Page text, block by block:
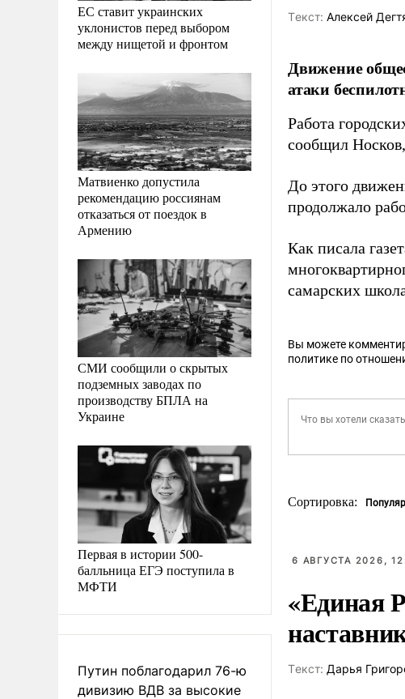
ЕС ставит украинских
уклонистов перед выбором
между нищетой и фронтом
Матвиенко допустила
рекомендацию россиянам
отказаться от поездок в
Армению
СМИ сообщили о скрытых
подземных заводах по
производству БПЛА на
Украине
Первая в истории 500-
балльница ЕГЭ поступила в
МФТИ
Путин поблагодарил 76-ю
дивизию ВДВ за высокие
Tекст: Алексей
Движение
атаки
Работа
сообщил
До этого
продолжало
Как писала
самарских
Вы можете
политике по
Сортировка:
6 АВГУСТА 2026,
«Единая
Tекст: Дарья